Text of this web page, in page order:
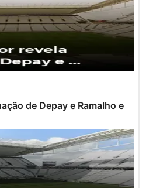
de Depay e Ramalho e